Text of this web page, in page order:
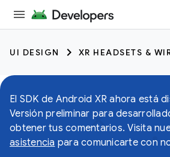
UI DESIGN XR HEADSETS &
El SDK de Android XR ahora está
Versión preliminar para
obtener tus comentarios. Visita
asistencia para comunicarte con